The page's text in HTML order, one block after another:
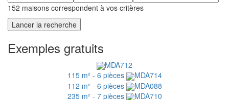
152 maisons correspondent à vos critères
Exemples gratuits
MDA712
115 m² - 6 pièces
MDA714
112 m² - 6 pièces
MDA088
235 m² - 7 pièces
MDA710